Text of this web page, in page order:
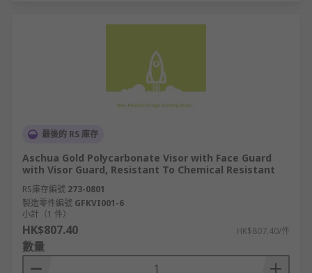
最後的 RS 庫存
Aschua Gold Polycarbonate Visor with Face Guard
with Visor Guard, Resistant To Chemical Resistant
RS庫存編號 273-0801
製造零件編號 GFKVI001-6
小計（1 件）
HK$807.40 HK$807.40/件
數量